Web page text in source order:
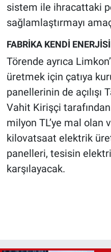
sistem ile ihracattaki
sağlamlaştırmayı
FABRİKA KENDİ
Törende ayrıca
üretmek için çatıya
panellerinin de açılışı
Vahit Kirişçi tarafından
milyon TL’ye mal olan
kilovatsaat elektrik
panelleri, tesisin
karşılayacak.